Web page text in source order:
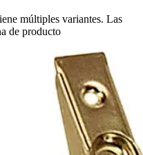
múltiples variantes. Las
de producto